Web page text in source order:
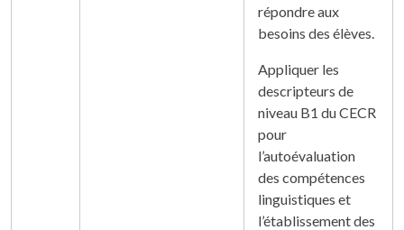
répondre aux
besoins des élèves.
Appliquer les
descripteurs de
niveau B1 du CECR
pour
l’autoévaluation
des compétences
linguistiques et
l’établissement des